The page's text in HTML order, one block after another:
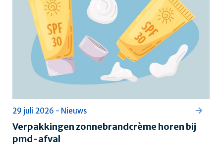
Verpakkingen zonnebrandcrème horen bij
pmd-afval
29 juli 2026 - Nieuws